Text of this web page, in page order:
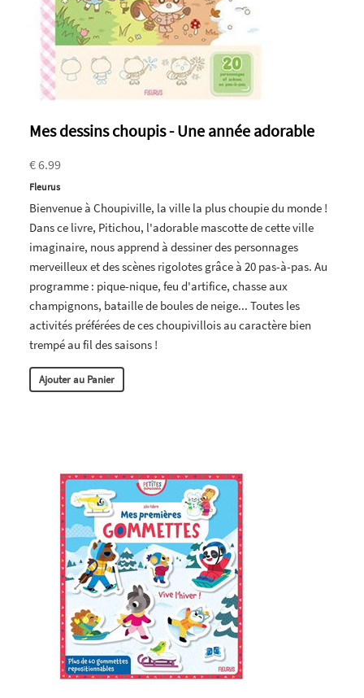
Mes dessins choupis - Une année adorable
€ 6.99
Fleurus
Bienvenue à Choupiville, la ville la plus choupie du monde !
Dans ce livre, Pitichou, l'adorable mascotte de cette ville
imaginaire, nous apprend à dessiner des personnages
merveilleux et des scènes rigolotes grâce à 20 pas-à-pas. Au
programme : pique-nique, feu d'artifice, chasse aux
champignons, bataille de boules de neige... Toutes les
activités préférées de ces choupivillois au caractère bien
trempé au fil des saisons !
Ajouter au Panier